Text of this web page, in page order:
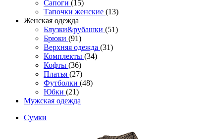
Сапоги (15)
Тапочки женские (13)
Женская одежда
Блузки&рубашки (51)
Брюки (91)
Верхняя одежда (31)
Комплекты (34)
Кофты (36)
Платья (27)
Футболки (48)
Юбки (21)
Мужская одежда
Сумки